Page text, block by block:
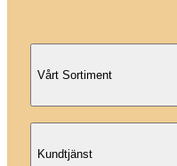
Vårt Sortiment
Kundtjänst